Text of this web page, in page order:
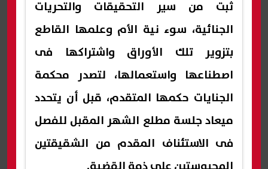
ثبت من سير التحقيقات والتحريات
الجنائية، سوء نية الأم وعلمها القاطع
بتزوير تلك الأوراق واشتراكها فى
اصطناعها واستعمالها، لتصدر محكمة
الجنايات حكمها المتقدم، قبل أن يتحدد
ميعاد جلسة مطلع الشهر المقبل للفصل
فى الاستئناف المقدم من الشقيقتين